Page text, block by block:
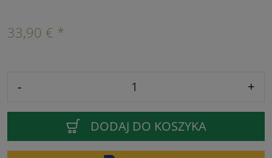
33,90 € *
- +
DODAJ DO KOSZYKA